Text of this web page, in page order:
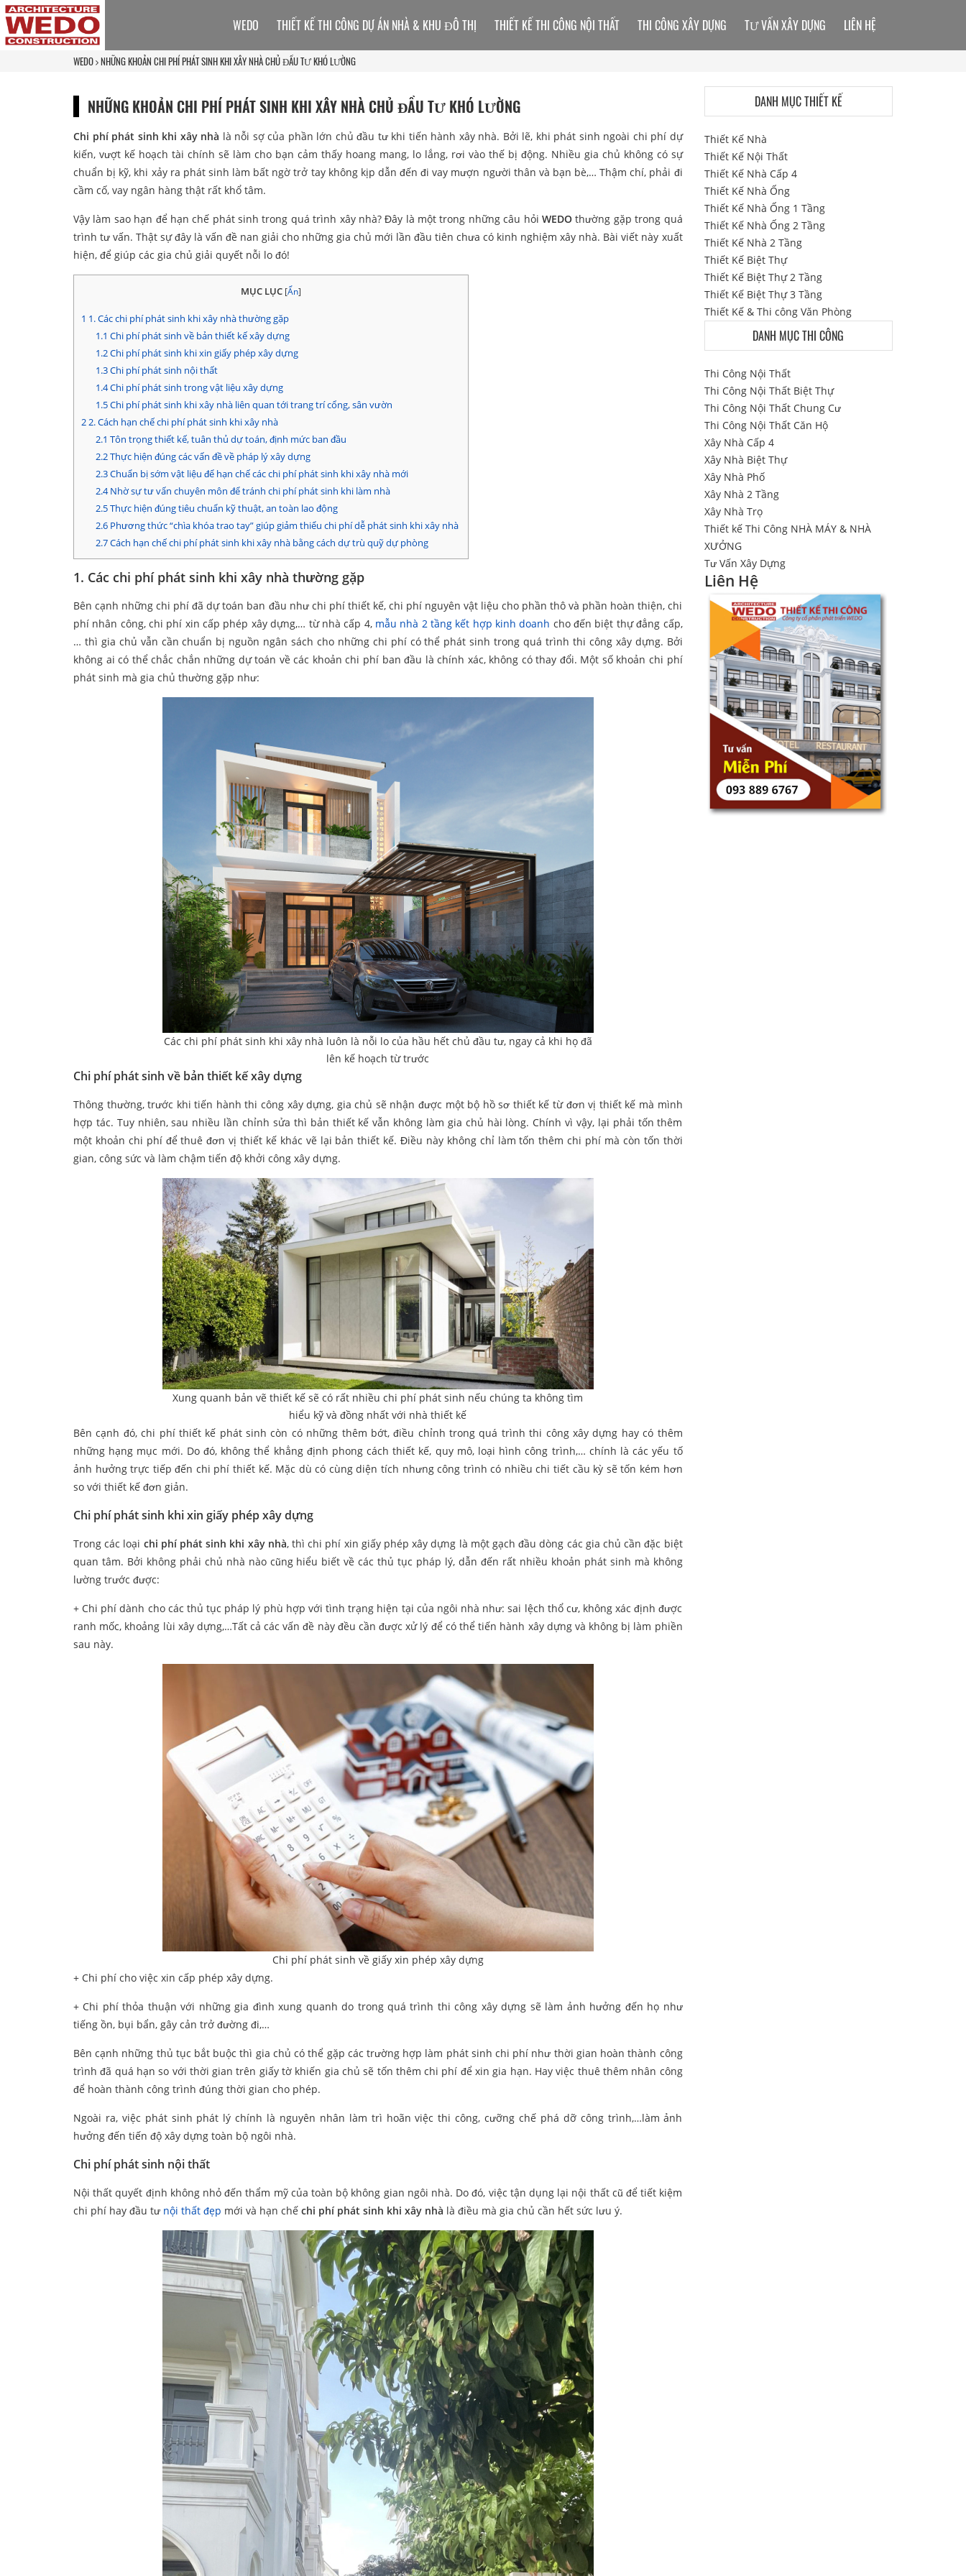
WEDO NHỮNG KHOẢN CHI PHÍ PHÁT SINH KHI XÂY NHÀ CHỦ ĐẦU TƯ KHÓ LƯỜNG
NHỮNG KHOẢN CHI PHÍ PHÁT SINH KHI XÂY NHÀ CHỦ ĐẦU TƯ KHÓ LƯỜNG
Chi phí phát sinh khi xây nhà là nỗi sợ của phần lớn chủ đầu tư khi tiến hành xây nhà. Bởi lẽ, khi phát sinh ngoài chi phí dự
kiến, vượt kế hoạch tài chính sẽ làm cho bạn cảm thấy hoang mang, lo lắng, rơi vào thế bị động. Nhiều gia chủ không có sự
chuẩn bị kỹ, khi xảy ra phát sinh làm bất ngờ trở tay không kịp dẫn đến đi vay mượn người thân và bạn bè,… Thậm chí, phải đi
cầm cố, vay ngân hàng thật rất khổ tâm.
Vậy làm sao hạn để hạn chế phát sinh trong quá trình xây nhà? Đây là một trong những câu hỏi WEDOthường gặp trong quá
trình tư vấn. Thật sự đây là vấn đề nan giải cho những gia chủ mới lần đầu tiên chưa có kinh nghiệm xây nhà. Bài viết này xuất
hiện, để giúp các gia chủ giải quyết nỗi lo đó!
MỤC LỤC [Ẩn]
1 1. Các chi phí phát sinh khi xây nhà thường gặp
1.1 Chi phí phát sinh về bản thiết kế xây dựng
1.2Chi phí phát sinh khi xin giấy phép xây dựng
1.3Chi phí phát sinh nội thất
1.4Chi phí phát sinh trong vật liệu xây dựng
1.5Chi phí phát sinh khi xây nhà liên quan tới trang trí cổng, sân vườn
22. Cách hạn chế chi phí phát sinh khi xây nhà
2.1 Tôn trọng thiết kế, tuân thủ dự toán, định mức ban đầu
2.2Thực hiện đúng các vấn đề về pháp lý xây dựng
2.3Chuẩn bị sớm vật liệu để hạn chế các chi phí phát sinh khi xây nhà mới
2.4Nhờ sự tư vấn chuyên môn để tránh chi phí phát sinh khi làm nhà
2.5Thực hiện đúng tiêu chuẩn kỹ thuật, an toàn lao động
2.6Phương thức “chìa khóa trao tay” giúp giảm thiểu chi phí dễ phát sinh khi xây nhà
2.7Cách hạn chế chi phí phát sinh khi xây nhà bằng cách dự trù quỹ dự phòng
1. Các chi phí phát sinh khi xây nhà thường gặp
Bên cạnh những chi phí đã dự toán ban đầu như chi phí thiết kế, chi phí nguyên vật liệu cho phần thô và phần hoàn thiện, chi
phí nhân công, chi phí xin cấp phép xây dựng,… từ nhà cấp 4, mẫu nhà 2 tầng kết hợp kinh doanh cho đến biệt thự đẳng cấp,
… thì gia chủ vẫn cần chuẩn bị nguồn ngân sách cho những chi phí có thể phát sinh trong quá trình thi công xây dựng. Bởi
không ai có thể chắc chắn những dự toán về các khoản chi phí ban đầu là chính xác, không có thay đổi. Một số khoản chi phí
phát sinh mà gia chủ thường gặp như:
Các chi phí phát sinh khi xây nhà luôn là nỗi lo của hầu hết chủ đầu tư, ngay cả khi họ đã
lên kế hoạch từ trước
Chi phí phát sinh về bản thiết kế xây dựng
Thông thường, trước khi tiến hành thi công xây dựng, gia chủ sẽ nhận được một bộ hồ sơ thiết kế từ đơn vị thiết kế mà mình
hợp tác. Tuy nhiên, sau nhiều lần chỉnh sửa thì bản thiết kế vẫn không làm gia chủ hài lòng. Chính vì vậy, lại phải tốn thêm
một khoản chi phí để thuê đơn vị thiết kế khác vẽ lại bản thiết kế. Điều này không chỉ làm tốn thêm chi phí mà còn tốn thời
gian, công sức và làm chậm tiến độ khởi công xây dựng.
Xung quanh bản vẽ thiết kế sẽ có rất nhiều chi phí phát sinh nếu chúng ta không tìm
hiểu kỹ và đồng nhất với nhà thiết kế
Bên cạnh đó, chi phí thiết kế phát sinh còn có những thêm bớt, điều chỉnh trong quá trình thi công xây dựng hay có thêm
những hạng mục mới. Do đó, không thể khẳng định phong cách thiết kế, quy mô, loại hình công trình,… chính là các yếu tố
ảnh hưởng trực tiếp đến chi phí thiết kế. Mặc dù có cùng diện tích nhưng công trình có nhiều chi tiết cầu kỳ sẽ tốn kém hơn
so với thiết kế đơn giản.
Chi phí phát sinh khi xin giấy phép xây dựng
Trong các loại chi phí phát sinh khi xây nhà, thì chi phí xin giấy phép xây dựng là một gạch đầu dòng các gia chủ cần đặc biệt
quan tâm. Bởi không phải chủ nhà nào cũng hiểu biết về các thủ tục pháp lý, dẫn đến rất nhiều khoản phát sinh mà không
lường trước được:
+ Chi phí dành cho các thủ tục pháp lý phù hợp với tình trạng hiện tại của ngôi nhà như: sai lệch thổ cư, không xác định được
ranh mốc, khoảng lùi xây dựng,…Tất cả các vấn đề này đều cần được xử lý để có thể tiến hành xây dựng và không bị làm phiền
sau này.
Chi phí phát sinh về giấy xin phép xây dựng
+ Chi phí cho việc xin cấp phép xây dựng.
+ Chi phí thỏa thuận với những gia đình xung quanh do trong quá trình thi công xây dựng sẽ làm ảnh hưởng đến họ như
tiếng ồn, bụi bẩn, gây cản trở đường đi,…
Bên cạnh những thủ tục bắt buộc thì gia chủ có thể gặp các trường hợp làm phát sinh chi phí như thời gian hoàn thành công
trình đã quá hạn so với thời gian trên giấy tờ khiến gia chủ sẽ tốn thêm chi phí để xin gia hạn. Hay việc thuê thêm nhân công
để hoàn thành công trình đúng thời gian cho phép.
Ngoài ra, việc phát sinh phát lý chính là nguyên nhân làm trì hoãn việc thi công, cưỡng chế phá dỡ công trình,…làm ảnh
hưởng đến tiến độ xây dựng toàn bộ ngôi nhà.
Chi phí phát sinh nội thất
Nội thất quyết định không nhỏ đến thẩm mỹ của toàn bộ không gian ngôi nhà. Do đó, việc tận dụng lại nội thất cũ để tiết kiệm
chi phí hay đầu tư nội thất đẹp mới và hạn chế chi phí phát sinh khi xây nhà là điều mà gia chủ cần hết sức lưu ý.
WEDO THIẾT KẾ THI CÔNG DỰ ÁN NHÀ & KHU ĐÔ THỊ THIẾT KẾ THI CÔNG NỘI THẤT THI CÔNG XÂY DỰNG TƯ VẤN XÂY DỰNG LIÊN HỆ
DANH MỤC THIẾT KẾ
Thiết Kế Nhà
Thiết Kế Nội Thất
Thiết Kế Nhà Cấp 4
Thiết Kế Nhà Ống
Thiết Kế Nhà Ống 1 Tầng
Thiết Kế Nhà Ống 2 Tầng
Thiết Kế Nhà 2 Tầng
Thiết Kế Biệt Thự
Thiết Kế Biệt Thự 2 Tầng
Thiết Kế Biệt Thự 3 Tầng
Thiết Kế & Thi công Văn Phòng
DANH MỤC THI CÔNG
Thi Công Nội Thất
Thi Công Nội Thất Biệt Thự
Thi Công Nội Thất Chung Cư
Thi Công Nội Thất Căn Hộ
Xây Nhà Cấp 4
Xây Nhà Biệt Thự
Xây Nhà Phố
Xây Nhà 2 Tầng
Xây Nhà Trọ
Thiết kế Thi Công NHÀ MÁY & NHÀ
XƯỞNG
Tư Vấn Xây Dựng
Liên Hệ